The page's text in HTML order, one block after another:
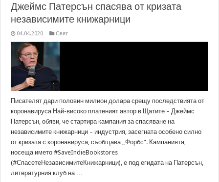
Джеймс Патерсън спасява от кризата
независимите книжарници
04.04.2020 Свят
Писателят дари половин милион долара срещу последствията от
коронавируса Най-високо платеният автор в Щатите – Джеймс
Патерсън, обяви, че стартира кампания за спасяване на
независимите книжарници – индустрия, засегната особено силно
от кризата с коронавируса, съобщава „Форбс”. Кампанията,
носеща името #SaveIndieBookstores
(#СпасетеНезависимитеКнижарници), е под егидата на Патерсън,
литературния клуб на …